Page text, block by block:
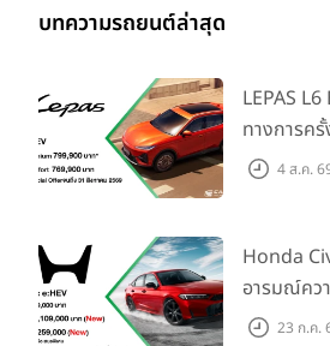
บาท พลิกจากกำไรเป็นขาดทุน 208.1%
สาเหตุหลักมาจากธุรกิจ Oil ที่มีกำไรขั้นต้
19.2% QoQ เป็น 2,267 ล้านบาท
เวลาระหว่างต้นทุนน้ำมันหน้าโรงกลั่นที่
ตลาดโลกจากสถานการณ์ความขัดแย้ง
ตะวันออกกลาง รวมถึงการบริหารจัดกา
ส่งผลให้กำไรขั้นต้นต่อลิตรลดลง 20.1%
และ 1.5% QoQ สู่ระดับ 1,753 ล้านลิตร
น้ำมันที่เร่งตัวขึ้นกว่าปกติในช่วงเดือนมี
กำไรขั้นต้นเติบโต 6.1% YoY
บทความรถยนต์ล่าสุด
LEPAS
ทางการค
วิสัยทัศน์
4 ส.ค.
Honda
อารมณ์คว
Honda23 ก.ค.